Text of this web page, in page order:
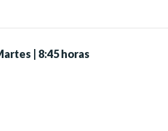
| 8:45 horas